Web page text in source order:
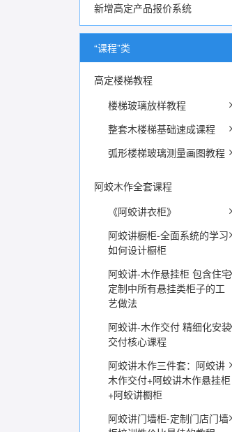
新增高定产品报价系统
“课程”类
高定楼梯教程
楼梯玻璃放样教程
整套木楼梯基础速成课程
弧形楼梯玻璃测量画图教程
阿蛟木作全套课程
《阿蛟讲衣柜》
阿蛟讲橱柜-全面系统的学习
如何设计橱柜
阿蛟讲-木作悬挂柜 包含住宅
定制中所有悬挂类柜子的工
艺做法
阿蛟讲-木作交付 精细化安装
交付核心课程
阿蛟讲木作三件套：阿蛟讲
木作交付+阿蛟讲木作悬挂柜
+阿蛟讲橱柜
阿蛟讲门墙柜-定制门店门墙